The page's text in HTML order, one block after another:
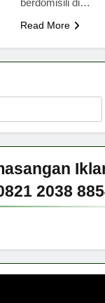
berdomisili di…
Read More
2038